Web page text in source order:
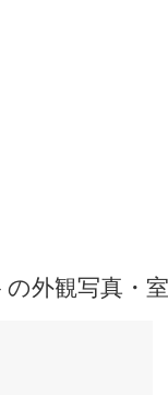
外観写真・